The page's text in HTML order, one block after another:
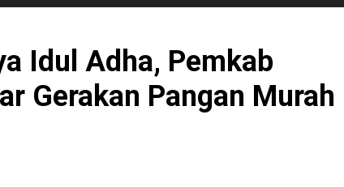
Idul Adha, Pemkab
Gerakan Pangan Murah